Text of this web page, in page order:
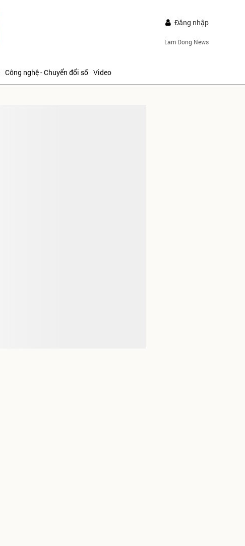
Đăng nhập
Lam Dong News
Công nghệ - Chuyển đổi số Video